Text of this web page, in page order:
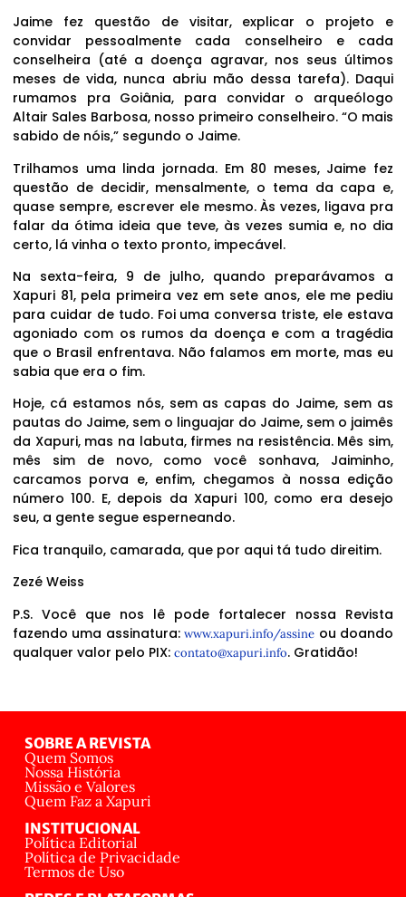
Jaime fez questão de visitar, explicar o projeto e
convidar pessoalmente cada conselheiro e cada
conselheira (até a doença agravar, nos seus últimos
meses de vida, nunca abriu mão dessa tarefa). Daqui
rumamos pra Goiânia, para convidar o arqueólogo
Altair Sales Barbosa, nosso primeiro conselheiro. “O mais
sabido de nóis,” segundo o Jaime.
Trilhamos uma linda jornada. Em 80 meses, Jaime fez
questão de decidir, mensalmente, o tema da capa e,
quase sempre, escrever ele mesmo. Às vezes, ligava pra
falar da ótima ideia que teve, às vezes sumia e, no dia
certo, lá vinha o texto pronto, impecável.
Na sexta-feira, 9 de julho, quando preparávamos a
Xapuri 81, pela primeira vez em sete anos, ele me pediu
para cuidar de tudo. Foi uma conversa triste, ele estava
agoniado com os rumos da doença e com a tragédia
que o Brasil enfrentava. Não falamos em morte, mas eu
sabia que era o fim.
Hoje, cá estamos nós, sem as capas do Jaime, sem as
pautas do Jaime, sem o linguajar do Jaime, sem o jaimês
da Xapuri, mas na labuta, firmes na resistência. Mês sim,
mês sim de novo, como você sonhava, Jaiminho,
carcamos porva e, enfim, chegamos à nossa edição
número 100. E, depois da Xapuri 100, como era desejo
seu, a gente segue esperneando.
Fica tranquilo, camarada, que por aqui tá tudo direitim.
Zezé Weiss
P.S. Você que nos lê pode fortalecer nossa Revista
fazendo uma assinatura:www.xapuri.info/assine ou doando
qualquer valor pelo PIX: contato@xapuri.info. Gratidão!
SOBRE A REVISTA
Quem Somos
Nossa História
Missão e Valores
Quem Faz a Xapuri
INSTITUCIONAL
Política Editorial
Política de Privacidade
Termos de Uso